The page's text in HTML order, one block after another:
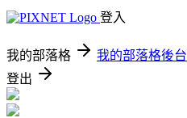
登入
我的部落格 我的部落格後台
登出